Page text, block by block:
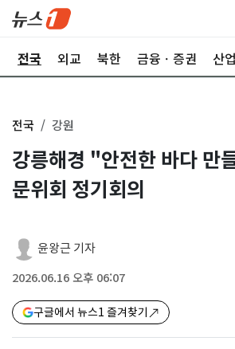
전국 외교 북한 금융ㆍ증권 산업
전국 강원
강릉해경 "안전한 바다
문위회 정기회의
윤왕근 기자
2026.06.16 오후 06:07
구글에서 뉴스1 즐겨찾기